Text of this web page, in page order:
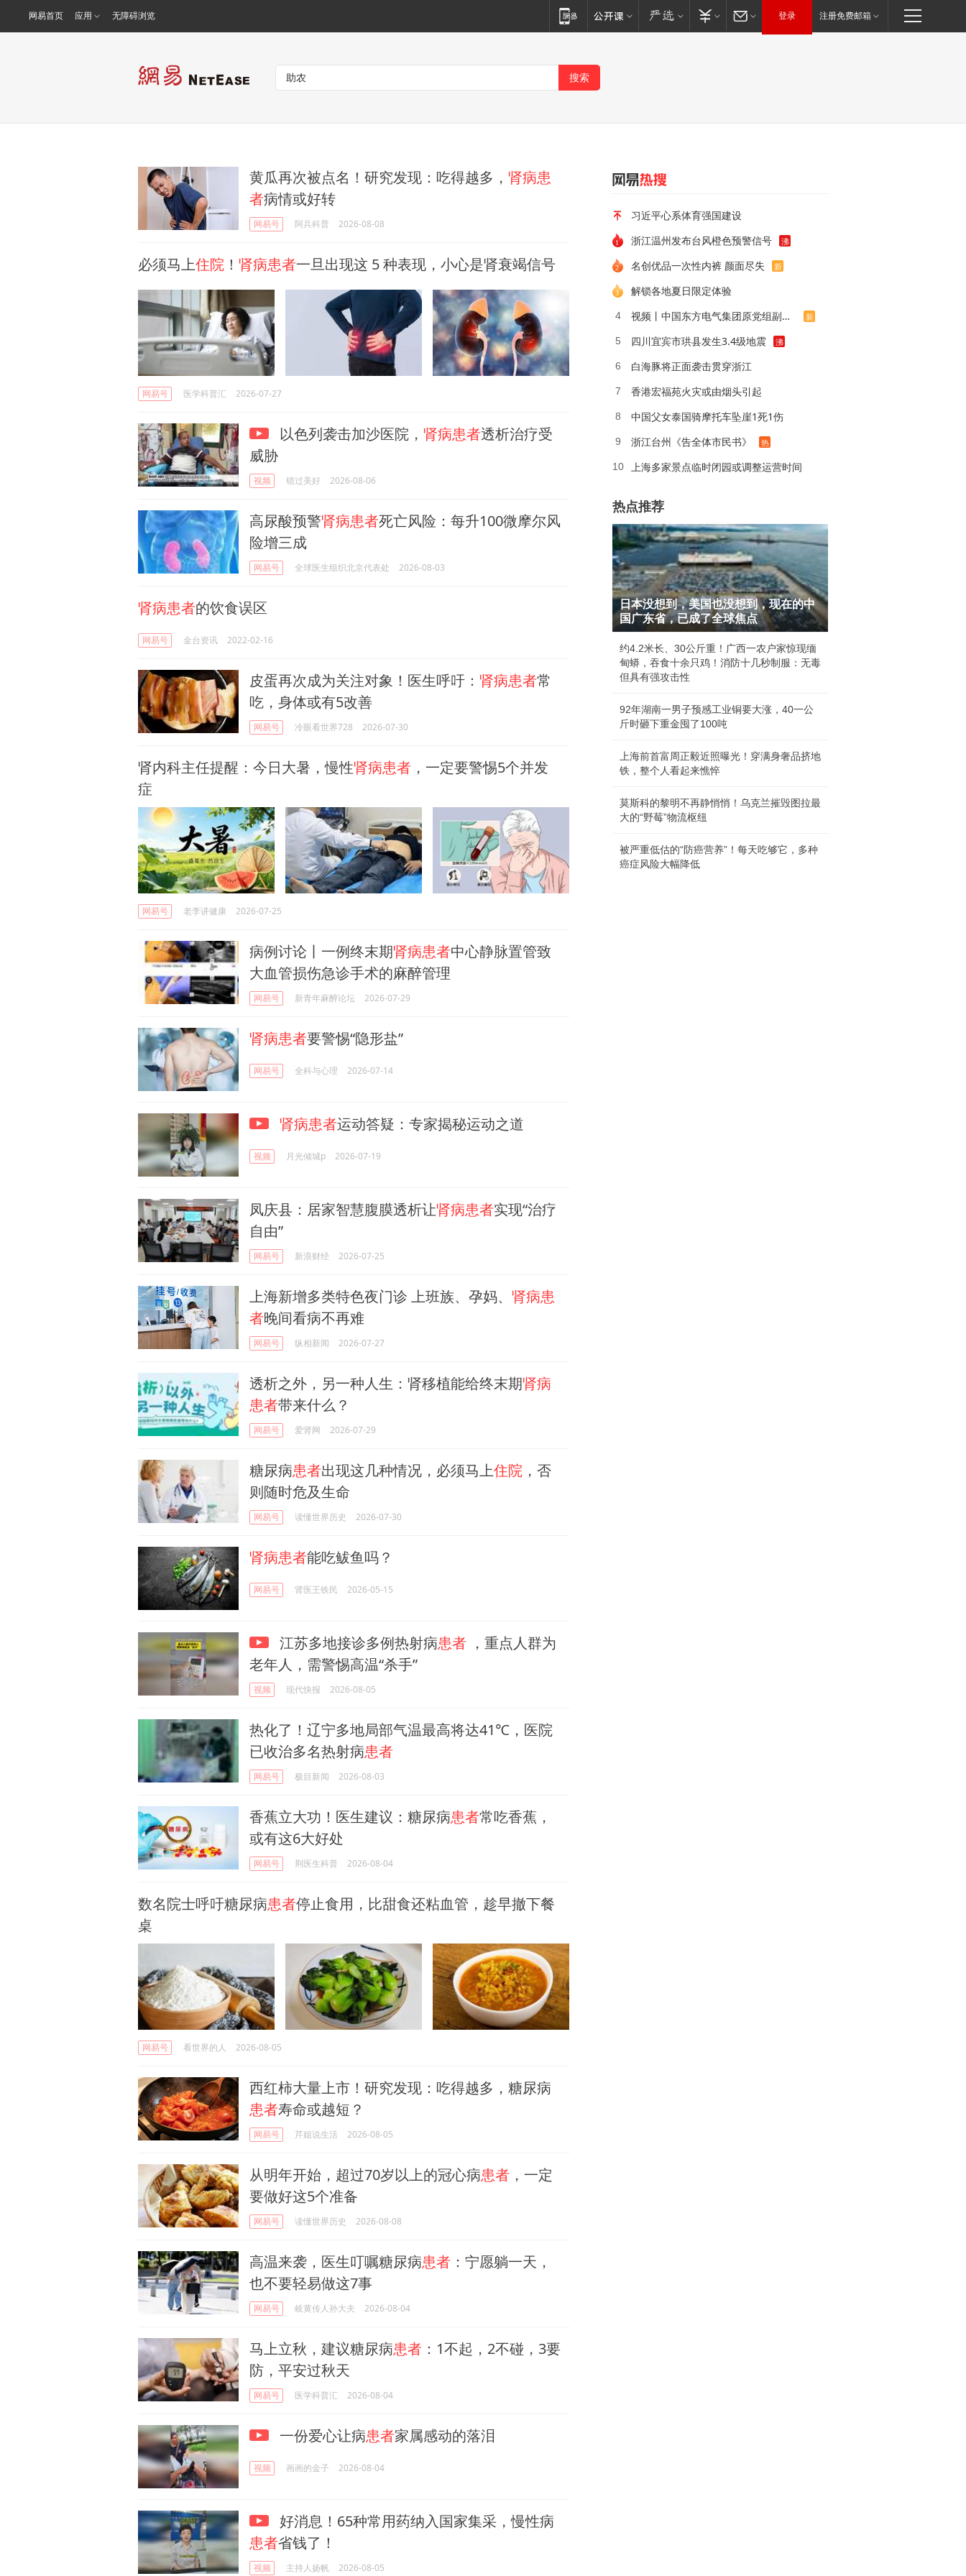
网易首页 应用 无障碍浏览 登录 注册免费邮箱
黄瓜再次被点名！研究发现：吃得越多， 肾病患
者病情或好转
网易号 阿兵科普 2026-08-08
必须马上住院 ！ 肾病患者一旦出现这 5 种表现，小心是肾衰竭信号
网易号 医学科普汇 2026-07-27
以色列袭击加沙医院， 肾病患者透析治疗受
威胁
视频 错过美好 2026-08-06
高尿酸预警肾病患者死亡风险：每升100微摩尔风
险增三成
网易号 全球医生组织北京代表处 2026-08-03
肾病患者的饮食误区
网易号 金台资讯 2022-02-16
皮蛋再次成为关注对象！医生呼吁： 肾病患者常
吃，身体或有5改善
网易号 冷眼看世界728 2026-07-30
肾内科主任提醒：今日大暑，慢性肾病患者 ，一定要警惕5个并发
症
网易号 老李讲健康 2026-07-25
病例讨论丨一例终末期肾病患者中心静脉置管致
大血管损伤急诊手术的麻醉管理
网易号 新青年麻醉论坛 2026-07-29
肾病患者要警惕“隐形盐”
网易号 全科与心理 2026-07-14
肾病患者运动答疑：专家揭秘运动之道
视频 月光倾城p 2026-07-19
凤庆县：居家智慧腹膜透析让肾病患者实现“治疗
自由”
网易号 新浪财经 2026-07-25
上海新增多类特色夜门诊 上班族、孕妈、 肾病患
者晚间看病不再难
网易号 纵相新闻 2026-07-27
透析之外，另一种人生：肾移植能给终末期肾病
患者带来什么？
网易号 爱肾网 2026-07-29
糖尿病患者出现这几种情况，必须马上住院 ，否
则随时危及生命
网易号 读懂世界历史 2026-07-30
肾病患者能吃鲅鱼吗？
网易号 肾医王铁民 2026-05-15
江苏多地接诊多例热射病患者 ，重点人群为
老年人，需警惕高温“杀手”
视频 现代快报 2026-08-05
热化了！辽宁多地局部气温最高将达41℃，医院
已收治多名热射病患者
网易号 极目新闻 2026-08-03
香蕉立大功！医生建议：糖尿病患者常吃香蕉，
或有这6大好处
网易号 荆医生科普 2026-08-04
数名院士呼吁糖尿病患者停止食用，比甜食还粘血管，趁早撤下餐
桌
网易号 看世界的人 2026-08-05
西红柿大量上市！研究发现：吃得越多，糖尿病
患者寿命或越短？
网易号 芹姐说生活 2026-08-05
从明年开始，超过70岁以上的冠心病患者 ，一定
要做好这5个准备
网易号 读懂世界历史 2026-08-08
高温来袭，医生叮嘱糖尿病患者 ：宁愿躺一天，
也不要轻易做这7事
网易号 岐黄传人孙大夫 2026-08-04
马上立秋，建议糖尿病患者 ：1不起，2不碰，3要
防，平安过秋天
网易号 医学科普汇 2026-08-04
一份爱心让病患者家属感动的落泪
视频 画画的金子 2026-08-04
好消息！65种常用药纳入国家集采，慢性病
患者省钱了！
视频 主持人扬帆 2026-08-05
习近平心系体育强国建设
1
浙江温州发布台风橙色预警信号 沸
2
名创优品一次性内裤 颜面尽失 新
解锁各地夏日限定体验
4 视频丨中国东方电气集团原党组副书记、董事宋致远被查 新
5 四川宜宾市珙县发生3.4级地震 沸
6 白海豚将正面袭击贯穿浙江
7 香港宏福苑火灾或由烟头引起
8 中国父女泰国骑摩托车坠崖1死1伤
9 浙江台州《告全体市民书》 热
10 上海多家景点临时闭园或调整运营时间
热点推荐
日本没想到，美国也没想到，现在的中
国广东省，已成了全球焦点
约4.2米长、30公斤重！广西一农户家惊现缅
甸蟒，吞食十余只鸡！消防十几秒制服：无毒
但具有强攻击性
92年湖南一男子预感工业铜要大涨，40一公
斤时砸下重金囤了100吨
上海前首富周正毅近照曝光！穿满身奢品挤地
铁，整个人看起来憔悴
莫斯科的黎明不再静悄悄！乌克兰摧毁图拉最
大的“野莓”物流枢纽
被严重低估的“防癌营养”！每天吃够它，多种
癌症风险大幅降低